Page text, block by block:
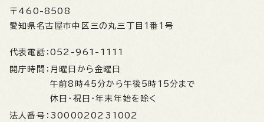
〒460-8508
愛知県名古屋市中区三の丸三丁目1番1号
代表電話： 052-961-1111
開庁時間： 月曜日から金曜日
午前8時45分から午後5時15分まで
休日・祝日・年末年始を除く
法人番号： 3000020231002